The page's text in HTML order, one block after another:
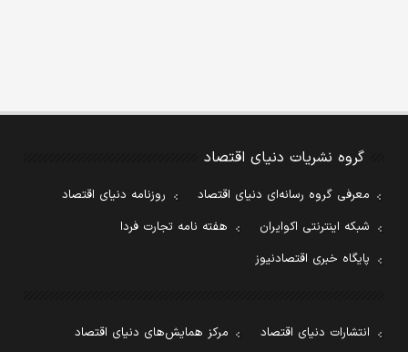
گروه نشریات دنیای اقتصاد
معرفی گروه رسانه‌ای دنیای اقتصاد
روزنامه دنیای اقتصاد
شبکه اینترنتی اکوایران
هفته نامه تجارت فردا
پایگاه خبری اقتصادنیوز
انتشارات دنیای اقتصاد
مرکز همایش‌های دنیای اقتصاد